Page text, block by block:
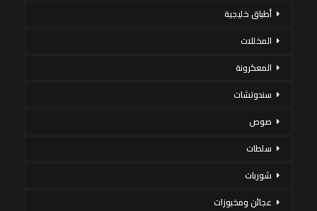
أطباق خليجية
المخللات
المعكرونة
سندوتشات
صوص
سلطات
شوربات
عجائن ومخبوزات